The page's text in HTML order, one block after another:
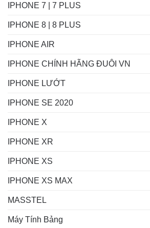
IPHONE 7 | 7 PLUS
IPHONE 8 | 8 PLUS
IPHONE AIR
IPHONE CHÍNH HÃNG ĐUÔI VN
IPHONE LƯỚT
IPHONE SE 2020
IPHONE X
IPHONE XR
IPHONE XS
IPHONE XS MAX
MASSTEL
Máy Tính Bảng